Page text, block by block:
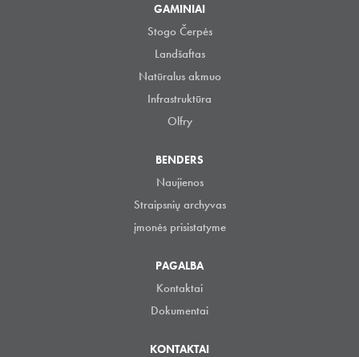
GAMINIAI
Stogo Čerpės
Landšaftas
Natūralus akmuo
Infrastruktūra
Olfry
BENDERS
Naujienos
Straipsnių archyvas
įmonės prisistatyme
PAGALBA
Kontaktai
Dokumentai
KONTAKTAI